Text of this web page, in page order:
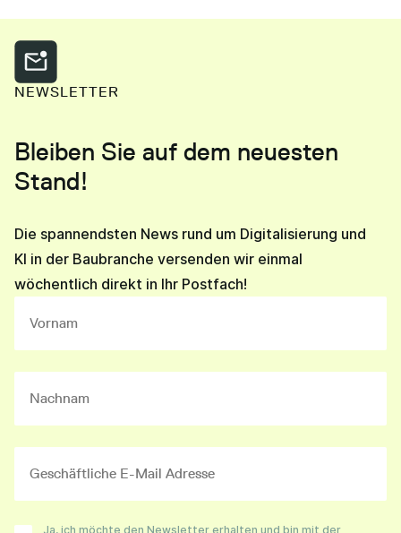
NEWSLETTER
Bleiben Sie auf dem neuesten
Stand!
Die spannendsten News rund um Digitalisierung und
KI in der Baubranche versenden wir einmal
wöchentlich direkt in Ihr Postfach!
Ja, ich möchte den Newsletter erhalten und bin mit der